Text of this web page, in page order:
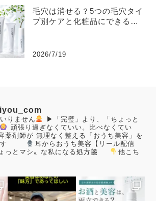
毛穴は消せる？5つの毛穴タイ
プ別ケアと化粧品にできるこ
2026/7/19
りません
▶「完璧」より、「ちょっと
頑張り過ぎなくていい。比べなくてい
薬剤師が 無理なく整える「おうち美容」を
耳からおうち美容【リール配信
っとマシ〟な私になる処方箋
他こち